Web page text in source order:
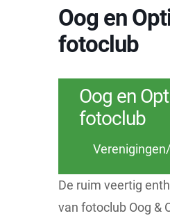
Oog en
fotoclub
Oog en
fotoclub
De ruim veertig
van fotoclub Oog &